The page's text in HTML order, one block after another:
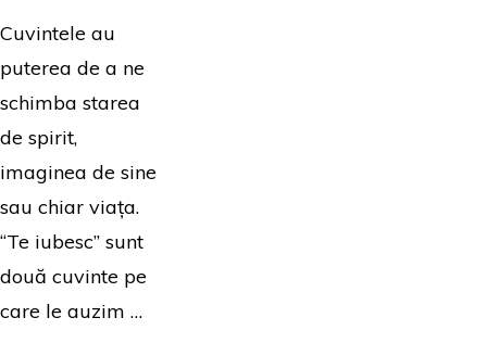
Cuvintele au
puterea de a ne
schimba starea
de spirit,
imaginea de sine
sau chiar viața.
“Te iubesc” sunt
două cuvinte pe
care le auzim …